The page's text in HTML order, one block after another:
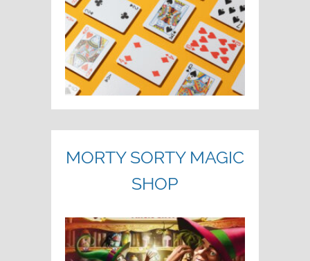
MORTY SORTY MAGIC
SHOP